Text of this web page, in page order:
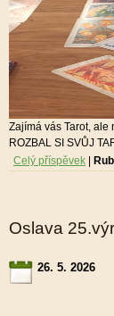
Zajímá vás Tarot, ale
ROZBAL SI SVŮJ
Celý příspěvek
Oslava
26. 5. 2026